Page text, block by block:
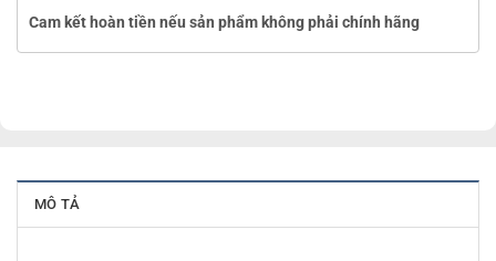
Cam kết hoàn tiền nếu sản phẩm không phải chính hãng
MÔ TẢ